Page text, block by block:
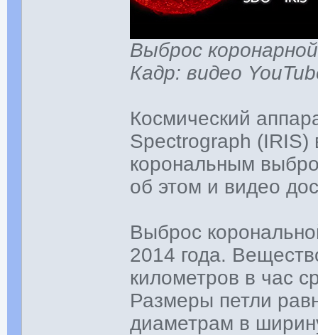
Выброс
Кадр: видео
Космический
Spectrograph (IRIS)
корональным
об этом и видео
Выброс
2014 года.
километров в час
Размеры петли
диаметрам в